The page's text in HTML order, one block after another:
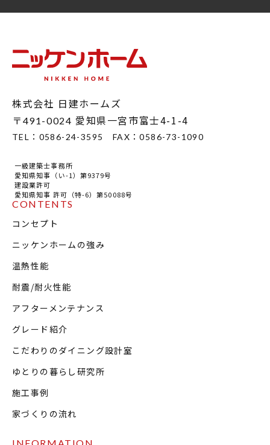
株式会社 日建ホームズ
〒 491-0024 愛知県一宮市富士4-1-4
TEL： 0586-24-3595 FAX：0586-73-1090
一級建築士事務所
愛知県知事（い-1）第9379号
建設業許可
愛知県知事 許可（特-6）第50088号
CONTENTS
コンセプト
ニッケンホームの強み
温熱性能
耐震/耐火性能
アフターメンテナンス
グレード紹介
こだわりのダイニング設計室
ゆとりの暮らし研究所
施工事例
家づくりの流れ